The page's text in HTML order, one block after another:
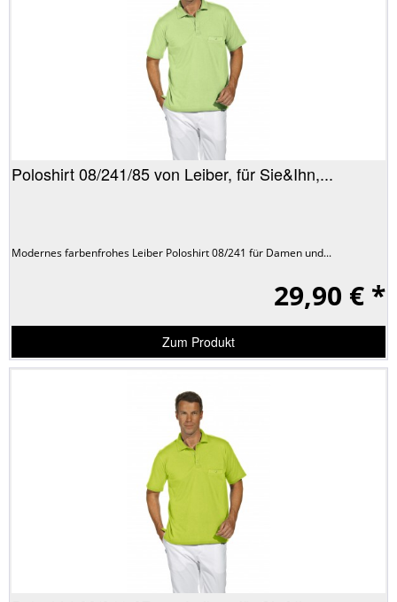
Poloshirt 08/241/85 von Leiber, für Sie&Ihn,...
Modernes farbenfrohes Leiber Poloshirt 08/241 für Damen und...
29,90 € *
Zum Produkt